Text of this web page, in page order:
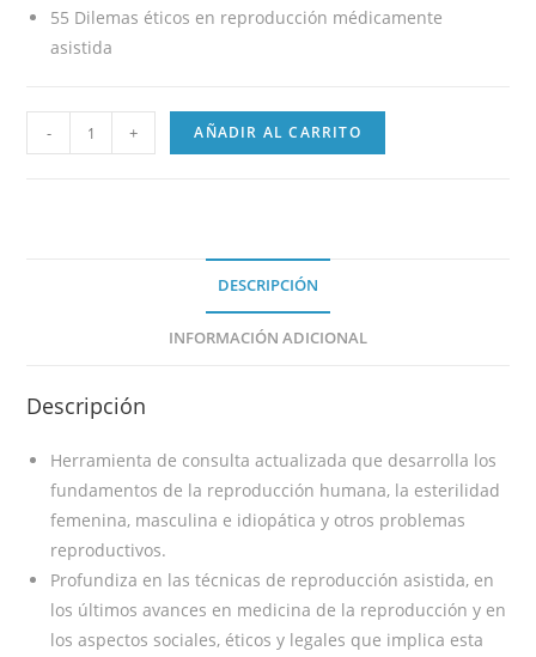
55 Dilemas éticos en reproducción médicamente
asistida
- + AÑADIR AL CARRITO
DESCRIPCIÓN
INFORMACIÓN ADICIONAL
Descripción
Herramienta de consulta actualizada que desarrolla los
fundamentos de la reproducción humana, la esterilidad
femenina, masculina e idiopática y otros problemas
reproductivos.
Profundiza en las técnicas de reproducción asistida, en
los últimos avances en medicina de la reproducción y en
los aspectos sociales, éticos y legales que implica esta